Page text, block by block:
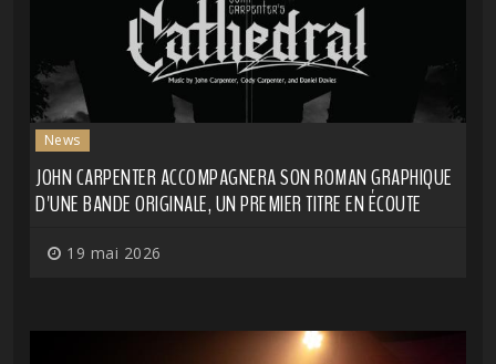
News
JOHN CARPENTER ACCOMPAGNERA SON ROMAN GRAPHIQUE
D'UNE BANDE ORIGINALE, UN PREMIER TITRE EN ÉCOUTE
19 mai 2026